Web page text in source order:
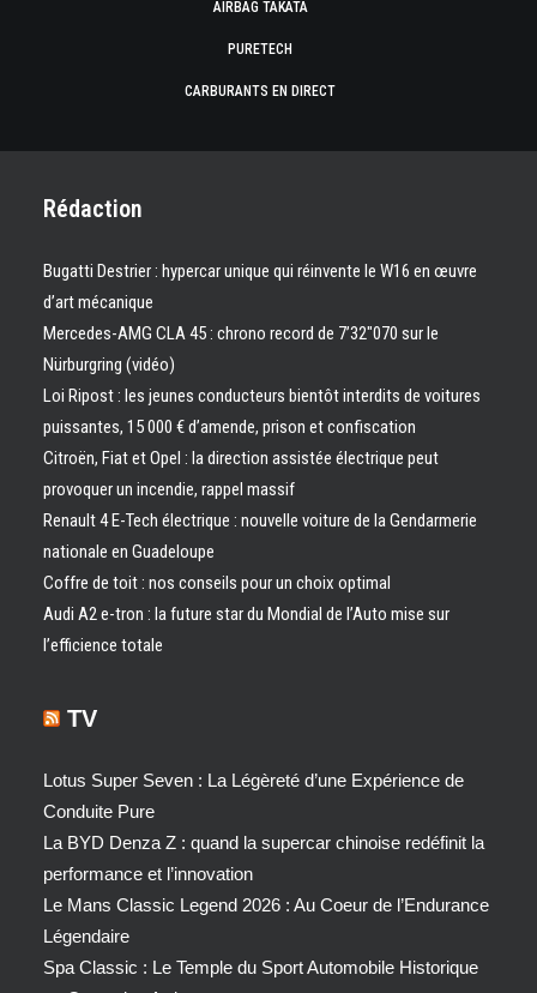
AIRBAG TAKATA
PURETECH
CARBURANTS EN DIRECT
Rédaction
Bugatti Destrier : hypercar unique qui réinvente le W16 en œuvre
d’art mécanique
Mercedes-AMG CLA 45 : chrono record de 7’32″070 sur le
Nürburgring (vidéo)
Loi Ripost : les jeunes conducteurs bientôt interdits de voitures
puissantes, 15 000 € d’amende, prison et confiscation
Citroën, Fiat et Opel : la direction assistée électrique peut
provoquer un incendie, rappel massif
Renault 4 E-Tech électrique : nouvelle voiture de la Gendarmerie
nationale en Guadeloupe
Coffre de toit : nos conseils pour un choix optimal
Audi A2 e-tron : la future star du Mondial de l’Auto mise sur
l’efficience totale
TV
Lotus Super Seven : La Légèreté d’une Expérience de
Conduite Pure
La BYD Denza Z : quand la supercar chinoise redéfinit la
performance et l’innovation
Le Mans Classic Legend 2026 : Au Coeur de l’Endurance
Légendaire
Spa Classic : Le Temple du Sport Automobile Historique